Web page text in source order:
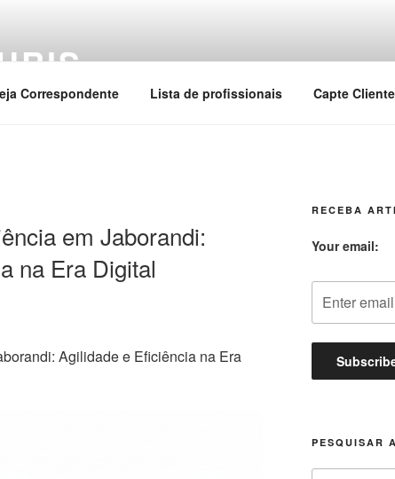
Correspondente Lista de profissionais Capte
em Jaborandi:
na Era Digital
Agilidade e Eficiência na Era
RECEBA
Your email:
PESQUISAR